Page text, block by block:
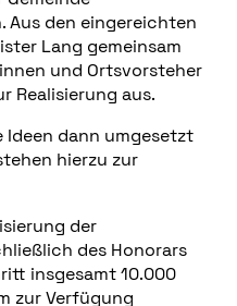
Aus den eingereichten
Lang gemeinsam
und Ortsvorsteher
Realisierung aus.
Ideen dann umgesetzt
hierzu zur
der
des Honorars
insgesamt 10.000
zur Verfügung